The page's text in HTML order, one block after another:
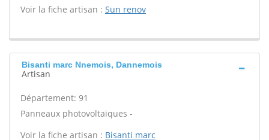
Voir la fiche artisan : Sun renov
Bisanti marc Nnemois, Dannemois
Artisan
Département: 91
Panneaux photovoltaïques -
Voir la fiche artisan : Bisanti marc